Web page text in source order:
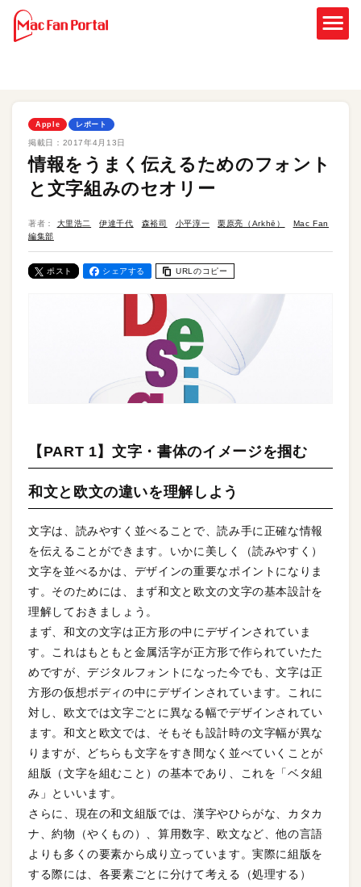
Apple レポート
掲載日： 2017年4月13日
情報をうまく伝えるためのフォント
と文字組みのセオリー
著者： 大里浩二 伊達千代 森裕司 小平淳一 栗原亮（Arkhē）
Mac Fan
編集部
ポスト シェアする URLのコピー
【PART 1】文字・書体のイメージを掴む
和文と欧文の違いを理解しよう
文字は、読みやすく並べることで、読み手に正確な情報
を伝えることができます。いかに美しく（読みやすく）
文字を並べるかは、デザインの重要なポイントになりま
す。そのためには、まず和文と欧文の文字の基本設計を
理解しておきましょう。
まず、和文の文字は正方形の中にデザインされていま
す。これはもともと金属活字が正方形で作られていたた
めですが、デジタルフォントになった今でも、文字は正
方形の仮想ボディの中にデザインされています。これに
対し、欧文では文字ごとに異なる幅でデザインされてい
ます。和文と欧文では、そもそも設計時の文字幅が異な
りますが、どちらも文字をすき間なく並べていくことが
組版（文字を組むこと）の基本であり、これを「ベタ組
み」といいます。
さらに、現在の和文組版では、漢字やひらがな、カタカ
ナ、約物（やくもの）、算用数字、欧文など、他の言語
よりも多くの要素から成り立っています。実際に組版を
する際には、各要素ごとに分けて考える（処理する）